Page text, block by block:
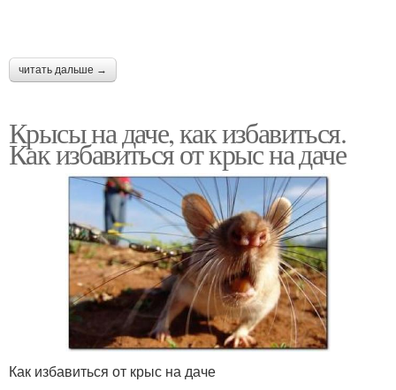
читать дальше →
Крысы на даче, как избавиться.
Как избавиться от крыс на даче
Как избавиться от крыс на даче